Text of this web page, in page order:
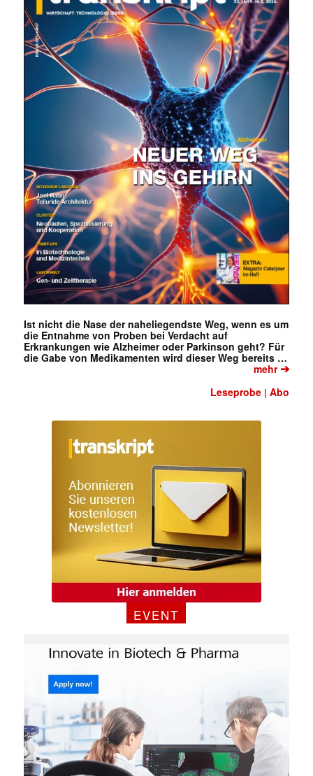
Mit dem |transkript-Newsletter
jede Woche aktuell informiert.
E-
Ist nicht die Nase der naheliegendste Weg, wenn es um
die Entnahme von Proben bei Verdacht auf
Erkrankungen wie Alzheimer oder Parkinson geht? Für
die Gabe von Medikamenten wird dieser Weg bereits …
mehr➔
Leseprobe |Abo
EVENT